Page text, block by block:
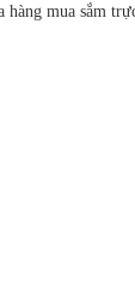
hàng mua sắm